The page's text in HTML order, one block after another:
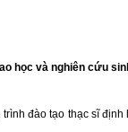
học và nghiên cứu
đào tạo thạc sĩ